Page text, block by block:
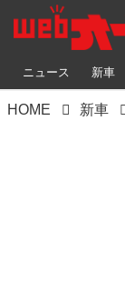
ニュース 新車
HOME 新車